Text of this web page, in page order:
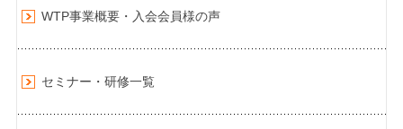
WTP事業概要・入会会員様の声
セミナー・研修一覧